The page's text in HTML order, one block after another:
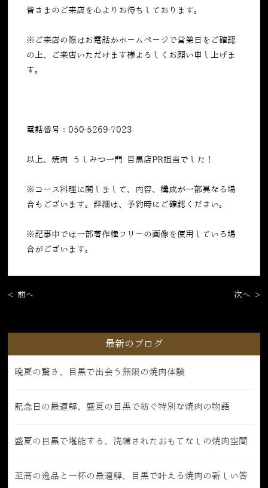
皆さまのご来店を心よりお待ちしております。
※ご来店の際はお電話かホームページで営業日をご確認
の上、ご来店いただけます様よろしくお願い申し上げま
す。
電話番号：050-5269-7023
以上、焼肉 うしみつ一門 目黒店PR担当でした！
※コース料理に関しまして、内容、構成が一部異なる場
合もございます。詳細は、予約時にご確認ください。
※記事中では一部著作権フリーの画像を使用している場
合がございます。
< 前へ 次へ >
最新のブログ
晩夏の驚き、目黒で出会う無限の焼肉体験
記念日の最適解、盛夏の目黒で紡ぐ特別な焼肉の物語
盛夏の目黒で堪能する、洗練されたおもてなしの焼肉空間
至高の逸品と一杯の最適解、目黒で叶える焼肉の新しい答